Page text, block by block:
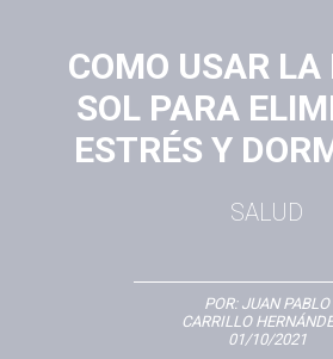
COMO USAR LA
SOL PARA
ESTRÉS Y
SALUD
POR: JUAN PABLO
CARRILLO
01/10/2021